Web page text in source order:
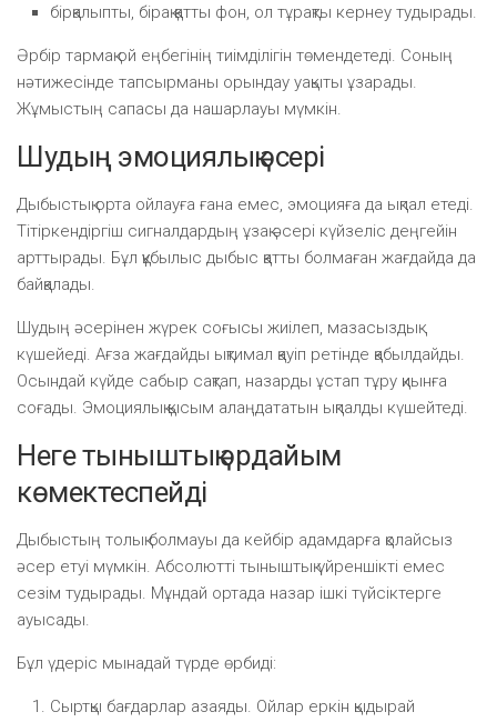
бірқалыпты, бірақ қатты фон, ол тұрақты кернеу тудырады.
Әрбір тармақ ой еңбегінің тиімділігін төмендетеді. Соның
нәтижесінде тапсырманы орындау уақыты ұзарады.
Жұмыстың сапасы да нашарлауы мүмкін.
Шудың эмоциялық әсері
Дыбыстық орта ойлауға ғана емес, эмоцияға да ықпал етеді.
Тітіркендіргіш сигналдардың ұзақ әсері күйзеліс деңгейін
арттырады. Бұл құбылыс дыбыс қатты болмаған жағдайда да
байқалады.
Шудың әсерінен жүрек соғысы жиілеп, мазасыздық
күшейеді. Ағза жағдайды ықтимал қауіп ретінде қабылдайды.
Осындай күйде сабыр сақтап, назарды ұстап тұру қиынға
соғады. Эмоциялық қысым алаңдататын ықпалды күшейтеді.
Неге тыныштық әрдайым
көмектеспейді
Дыбыстың толық болмауы да кейбір адамдарға қолайсыз
әсер етуі мүмкін. Абсолютті тыныштық үйреншікті емес
сезім тудырады. Мұндай ортада назар ішкі түйсіктерге
ауысады.
Бұл үдеріс мынадай түрде өрбиді:
Сыртқы бағдарлар азаяды. Ойлар еркін қыдырай